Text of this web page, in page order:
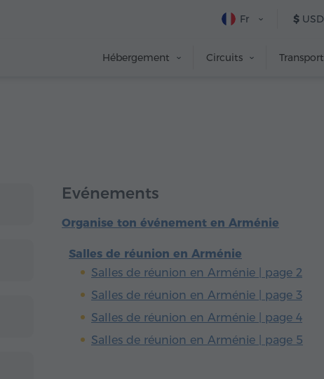
$ USD
Fr
Hébergement Circuits Transport
Evénements
Organise ton événement en Arménie
Salles de réunion en Arménie
Salles de réunion en Arménie | page 2
Salles de réunion en Arménie | page 3
Salles de réunion en Arménie | page 4
Salles de réunion en Arménie | page 5